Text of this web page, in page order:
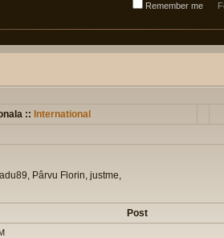
Remember me
:: International
Pârvu Florin, justme,
Post